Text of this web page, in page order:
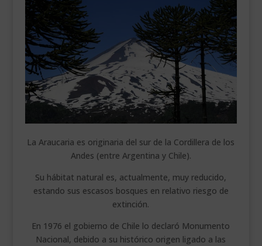
La Araucaria es originaria del sur de la Cordillera de los
Andes (entre Argentina y Chile).
Su hábitat natural es, actualmente, muy reducido,
estando sus escasos bosques en relativo riesgo de
extinción.
En 1976 el gobierno de Chile lo declaró Monumento
Nacional, debido a su histórico origen ligado a las